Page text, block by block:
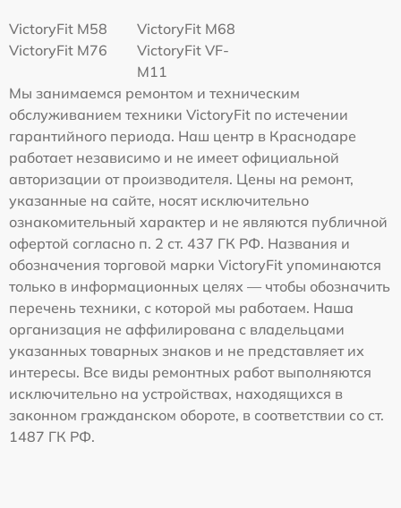
VictoryFit M58
VictoryFit M68
VictoryFit M76
VictoryFit VF-
M11
Мы занимаемся ремонтом и техническим
обслуживанием техники VictoryFit по истечении
гарантийного периода. Наш центр в Краснодаре
работает независимо и не имеет официальной
авторизации от производителя. Цены на ремонт,
указанные на сайте, носят исключительно
ознакомительный характер и не являются публичной
офертой согласно п. 2 ст. 437 ГК РФ. Названия и
обозначения торговой марки VictoryFit упоминаются
только в информационных целях — чтобы обозначить
перечень техники, с которой мы работаем. Наша
организация не аффилирована с владельцами
указанных товарных знаков и не представляет их
интересы. Все виды ремонтных работ выполняются
исключительно на устройствах, находящихся в
законном гражданском обороте, в соответствии со ст.
1487 ГК РФ.